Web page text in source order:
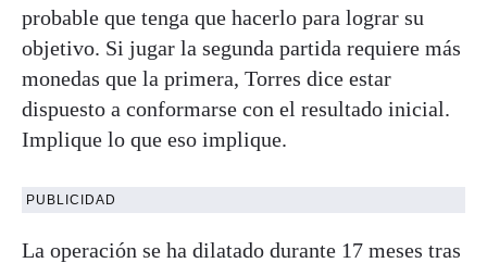
probable que tenga que hacerlo para lograr su
objetivo. Si jugar la segunda partida requiere más
monedas que la primera, Torres dice estar
dispuesto a conformarse con el resultado inicial.
Implique lo que eso implique.
PUBLICIDAD
La operación se ha dilatado durante 17 meses tras